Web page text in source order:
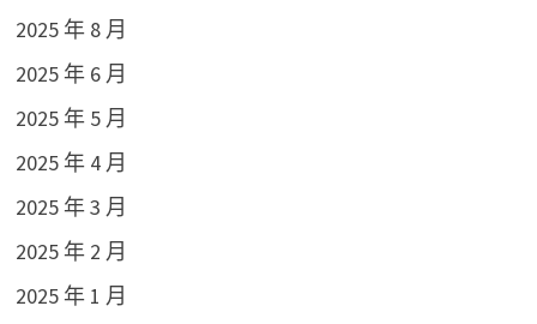
2025 年 8 月
2025 年 6 月
2025 年 5 月
2025 年 4 月
2025 年 3 月
2025 年 2 月
2025 年 1 月